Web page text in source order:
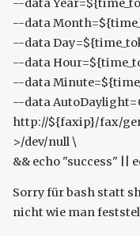
--data
--data
--data
--data
--data
--data
http://${faxip}/fax/
>/dev/null \
&& echo "success" ||
Sorry für bash statt
nicht wie man